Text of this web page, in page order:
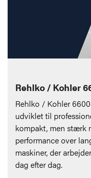
Rehlko / Kohler
Rehlko / Kohler
udviklet til
kompakt, men stærk
performance over
maskiner, der
dag efter dag.